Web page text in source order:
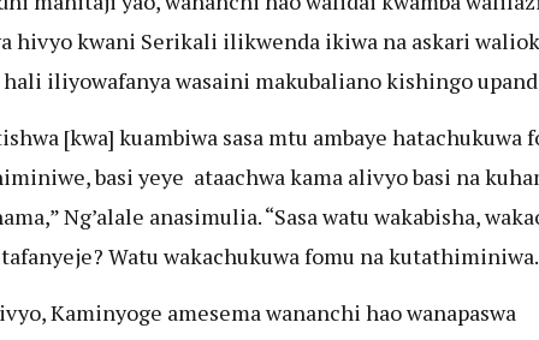
hivyo kwani Serikali ilikwenda ikiwa na askari
iliyowafanya wasaini makubaliano kishingo
[kwa] kuambiwa sasa mtu ambaye hatachukuwa
basi yeye ataachwa kama alivyo basi na
Ng’alale anasimulia. “Sasa watu wakabisha,
Watu wakachukuwa fomu na
Kaminyoge amesema wananchi hao wanapaswa